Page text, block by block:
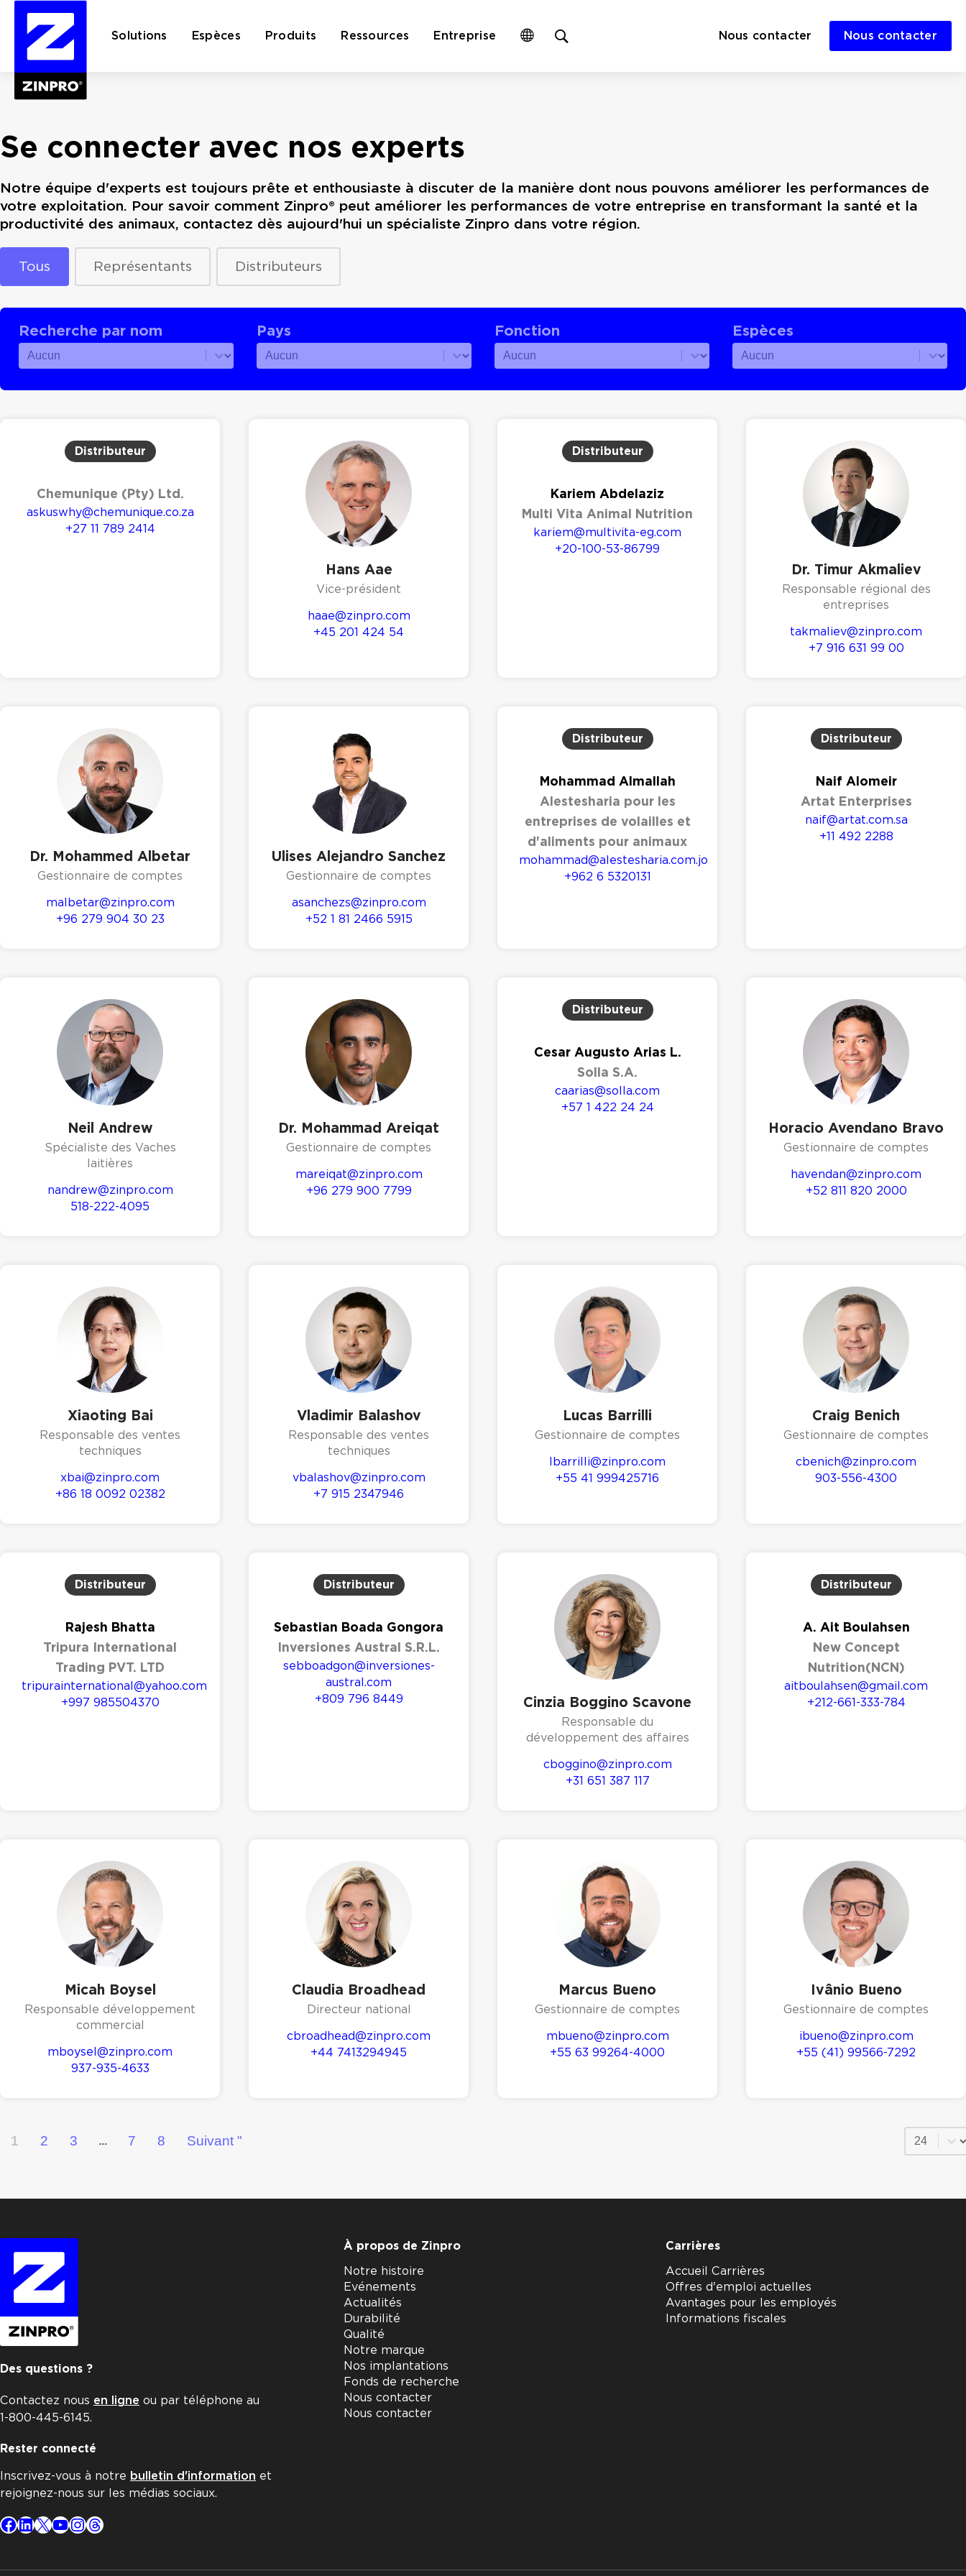
Solutions Espèces Produits Ressources Entreprise Nous contacter Nous contacter
Se connecter avec nos experts
Notre équipe d'experts est toujours prête et enthousiaste à discuter de la manière dont nous pouvons améliorer les performances de
votre exploitation. Pour savoir comment Zinpro® peut améliorer les performances de votre entreprise en transformant la santé et la
productivité des animaux, contactez dès aujourd'hui un spécialiste Zinpro dans votre région.
Tous Représentants Distributeurs
Recherche par nom
Recherche par nom
Recherche par nom
Pays
Pays
Pays
Fonction
Fonction
Fonction
Espèces
Espèces
Espèces
Distributeur
Chemunique (Pty) Ltd.
askuswhy@chemunique.co.za
+27 11 789 2414
Hans Aae
Vice-président
haae@zinpro.com
+45 201 424 54
Distributeur
Kariem Abdelaziz
Multi Vita Animal Nutrition
kariem@multivita-eg.com
+20-100-53-86799
Dr. Timur Akmaliev
Responsable régional des
entreprises
takmaliev@zinpro.com
+7 916 631 99 00
Dr. Mohammed Albetar
Gestionnaire de comptes
malbetar@zinpro.com
+96 279 904 30 23
Ulises Alejandro Sanchez
Gestionnaire de comptes
asanchezs@zinpro.com
+52 1 81 2466 5915
Distributeur
Mohammad Almallah
Alestesharia pour les
entreprises de volailles et
d'aliments pour animaux
mohammad@alestesharia.com.jo
+962 6 5320131
Distributeur
Naif Alomeir
Artat Enterprises
naif@artat.com.sa
+11 492 2288
Neil Andrew
Spécialiste des Vaches
laitières
nandrew@zinpro.com
518-222-4095
Dr. Mohammad Areiqat
Gestionnaire de comptes
mareiqat@zinpro.com
+96 279 900 7799
Distributeur
Cesar Augusto Arias L.
Solla S.A.
caarias@solla.com
+57 1 422 24 24
Horacio Avendano Bravo
Gestionnaire de comptes
havendan@zinpro.com
+52 811 820 2000
Xiaoting Bai
Responsable des ventes
techniques
xbai@zinpro.com
+86 18 0092 02382
Vladimir Balashov
Responsable des ventes
techniques
vbalashov@zinpro.com
+7 915 2347946
Lucas Barrilli
Gestionnaire de comptes
lbarrilli@zinpro.com
+55 41 999425716
Craig Benich
Gestionnaire de comptes
cbenich@zinpro.com
903-556-4300
Distributeur
Rajesh Bhatta
Tripura International
Trading PVT. LTD
tripurainternational@yahoo.com
+997 985504370
Distributeur
Sebastian Boada Gongora
Inversiones Austral S.R.L.
sebboadgon@inversiones-
austral.com
+809 796 8449
Cinzia Boggino Scavone
Responsable du
développement des affaires
cboggino@zinpro.com
+31 651 387 117
Distributeur
A. Ait Boulahsen
New Concept
Nutrition(NCN)
aitboulahsen@gmail.com
+212-661-333-784
Micah Boysel
Responsable développement
commercial
mboysel@zinpro.com
937-935-4633
Claudia Broadhead
Directeur national
cbroadhead@zinpro.com
+44 7413294945
Marcus Bueno
Gestionnaire de comptes
mbueno@zinpro.com
+55 63 99264-4000
Ivânio Bueno
Gestionnaire de comptes
ibueno@zinpro.com
+55 (41) 99566-7292
1 2 3 ... 7 8 Suivant "
Des questions ?
Contactez nous en ligne ou par téléphone au
1-800-445-6145.
Rester connecté
Inscrivez-vous à notre bulletin d'information et
rejoignez-nous sur les médias sociaux.
Facebook
LinkedIn
X YouTube
Instagram
Threads
À propos de Zinpro
Notre histoire
Evénements
Actualités
Durabilité
Qualité
Notre marque
Nos implantations
Fonds de recherche
Nous contacter
Nous contacter
Carrières
Accueil Carrières
Offres d'emploi actuelles
Avantages pour les employés
Informations fiscales